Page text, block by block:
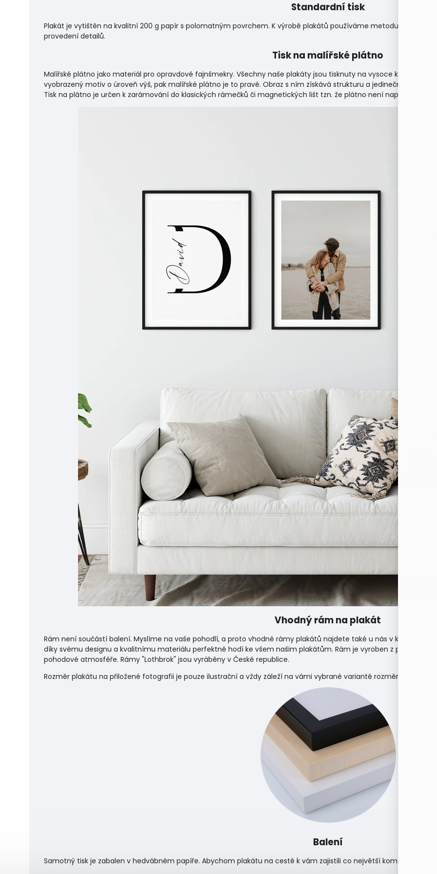
Standardní tisk
Plakát je vytištěn na kvalitní 200 g papír s polomatným povrchem. K výrobě plakátů používáme metodu
provedení detailů.
Tisk na malířské plátno
Malířské plátno jako materiál pro opravdové fajnšmekry. Všechny naše plakáty jsou tisknuty na vysoce kvalitní
vyobrazený motiv o úroveň výš, pak malířské plátno je to pravé. Obraz s ním získává strukturu a jedinečnou
Tisk na plátno je určen k zarámování do klasických rámečků či magnetických lišt tzn. že plátno není napnuto na
Vhodný rám na plakát
Rám není součástí balení. Myslíme na vaše pohodlí, a proto vhodné rámy plakátů najdete také u nás v kategorii
díky svému designu a kvalitnímu materiálu perfektně hodí ke všem našim plakátům. Rám je vyroben z
pohodové atmosféře. Rámy "Lothbrok" jsou vyráběny v České republice.
Rozměr plakátu na přiložené fotografii je pouze ilustrační a vždy záleží na vámi vybrané variantě rozměru.
Balení
Samotný tisk je zabalen v hedvábném papíře. Abychom plakátu na cestě k vám zajistili co největší komfort,